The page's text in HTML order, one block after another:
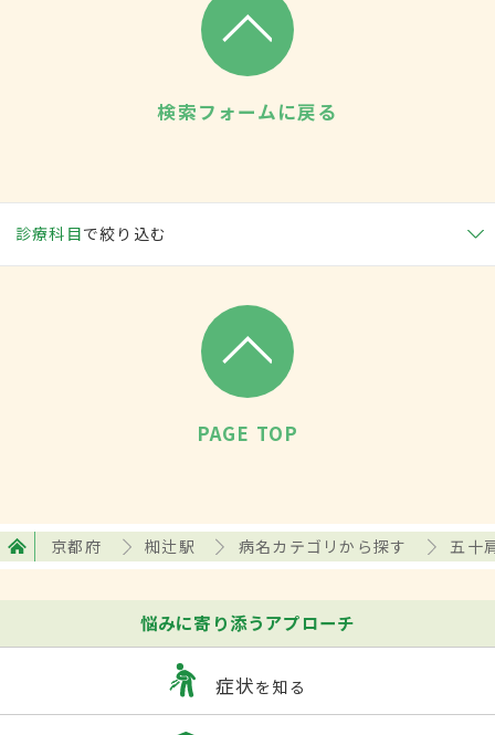
検索フォームに戻る
診療科目で絞り込む
PAGE TOP
京都府 椥辻駅 病名カテゴリから探す 五十
悩みに寄り添うアプローチ
症状を知る